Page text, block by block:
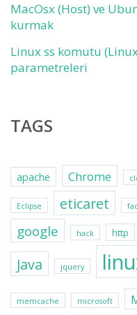
MacOsx (Host) ve
kurmak
Linux ss komutu
parametreleri
TAGS
apache Chrome
Eclipse eticaret
google hack http
Java jquery
memcache microsoft